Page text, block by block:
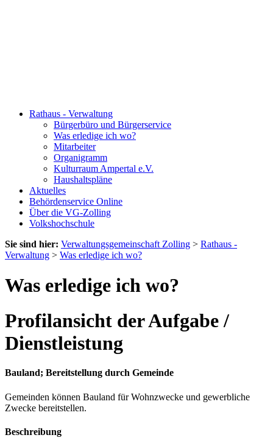
Rathaus - Verwaltung
Bürgerbüro und Bürgerservice
Was erledige ich wo?
Mitarbeiter
Organigramm
Kulturraum Ampertal e.V.
Haushaltspläne
Aktuelles
Behördenservice Online
Über die VG-Zolling
Volkshochschule
Sie sind hier: Verwaltungsgemeinschaft Zolling > Rathaus -
Verwaltung > Was erledige ich wo?
Was erledige ich wo?
Profilansicht der Aufgabe /
Dienstleistung
Bauland; Bereitstellung durch Gemeinde
Gemeinden können Bauland für Wohnzwecke und gewerbliche
Zwecke bereitstellen.
Beschreibung